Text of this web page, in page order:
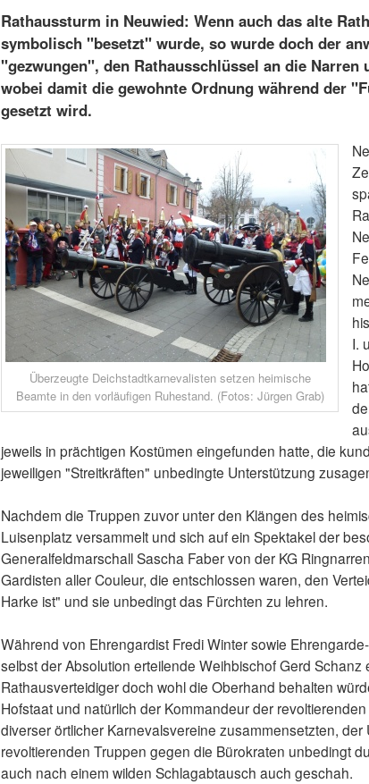
Rathaussturm in Neuwied: Wenn auch das alte
symbolisch "besetzt" wurde, so wurde doch der
"gezwungen", den Rathausschlüssel an die Narren
wobei damit die gewohnte Ordnung während der
gesetzt wird.
Überzeugte Deichstadtkarnevalisten setzen heimische
Beamte in den vorläufigen Ruhestand. (Fotos: Jürgen Grab)
I.
jeweils in prächtigen Kostümen eingefunden hatte, die
jeweiligen "Streitkräften" unbedingte Unterstützung
Nachdem die Truppen zuvor unter den Klängen des
Luisenplatz versammelt und sich auf ein Spektakel der
Generalfeldmarschall Sascha Faber von der KG
Gardisten aller Couleur, die entschlossen waren, den
Harke ist" und sie unbedingt das Fürchten zu lehren.
Während von Ehrengardist Fredi Winter sowie
selbst der Absolution erteilende Weihbischof Gerd
Rathausverteidiger doch wohl die Oberhand behalten
Hofstaat und natürlich der Kommandeur der
diverser örtlicher Karnevalsvereine zusammensetzten,
revoltierenden Truppen gegen die Bürokraten unbedingt
auch nach einem wilden Schlagabtausch auch geschah.